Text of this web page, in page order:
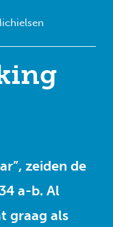
zeiden de
a-b. Al
graag als